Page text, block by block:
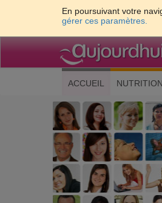
En poursuivant votre
gérer ces paramètres.
ACCUEIL (current)
NUTRITION